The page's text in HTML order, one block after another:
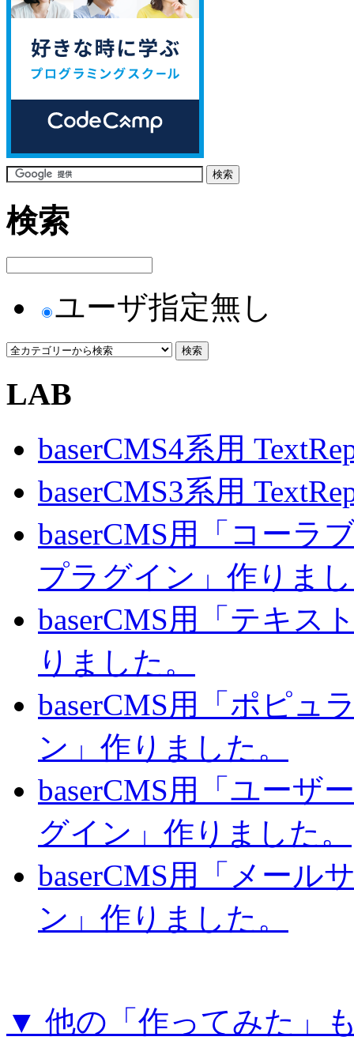
検索
ユーザ指定無し
LAB
baserCMS4系用
baserCMS3系用
baserCMS用「コーラ
プラグイン」作りま
baserCMS用「テキス
りました。
baserCMS用「ポピュ
ン」作りました。
baserCMS用「ユーザ
グイン」作りました。
baserCMS用「メール
ン」作りました。
▼ 他の「作ってみた」